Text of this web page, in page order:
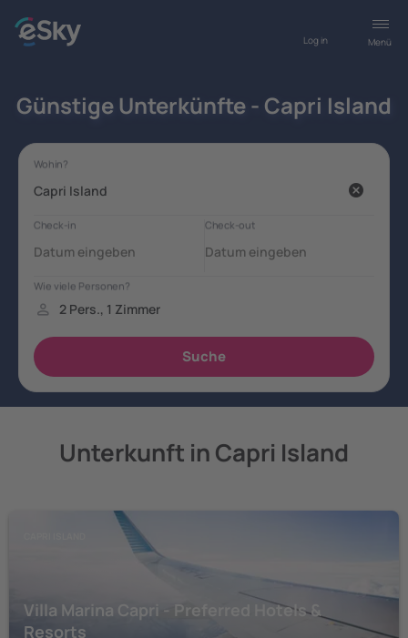
Menü
Log in
Günstige Unterkünfte - Capri Island
Unterkunft in Capri Island
Villa Marina Capri - Preferred Hotels &
Resorts